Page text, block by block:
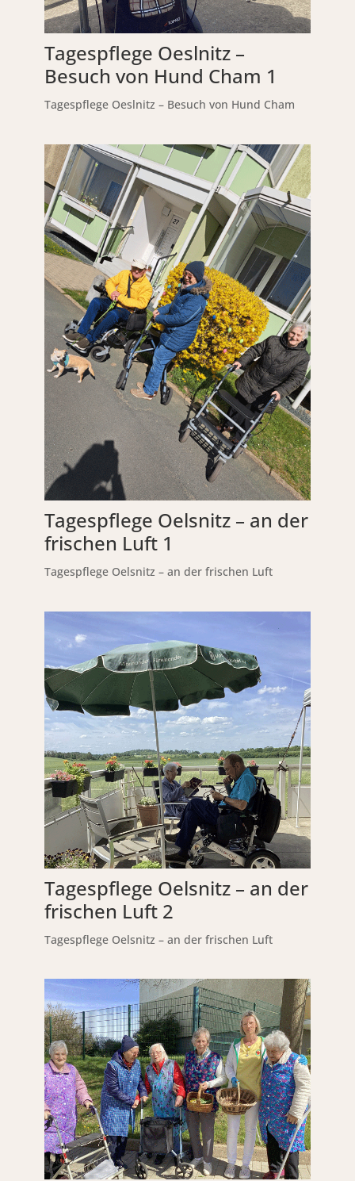
Tagespflege Oeslnitz –
Besuch von Hund Cham 1
Tagespflege Oeslnitz – Besuch von Hund Cham
Tagespflege Oelsnitz – an der
frischen Luft 1
Tagespflege Oelsnitz – an der frischen Luft
Tagespflege Oelsnitz – an der
frischen Luft 2
Tagespflege Oelsnitz – an der frischen Luft